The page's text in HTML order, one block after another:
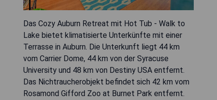
Das Cozy Auburn Retreat mit Hot Tub - Walk to
Lake bietet klimatisierte Unterkünfte mit einer
Terrasse in Auburn. Die Unterkunft liegt 44 km
vom Carrier Dome, 44 km von der Syracuse
University und 48 km von Destiny USA entfernt.
Das Nichtraucherobjekt befindet sich 42 km vom
Rosamond Gifford Zoo at Burnet Park entfernt.